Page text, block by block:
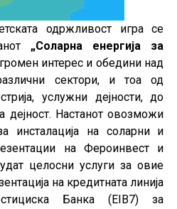
одржливост игра се
„Соларна енергија за
интерес и обедини над
сектори, и тоа од
услужни дејности, до
дејност. Настанот овозможи
инсталација на соларни и
на Фероинвест и
целосни услуги за овие
на кредитната линија
Банка (EIB7) за